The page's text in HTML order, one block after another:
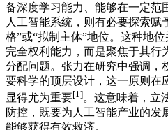
备深度学习能力、能够在一定范
人工智能系统，则有必要探索赋
格”或“拟制主体”地位。这种地
完全权利能力，而是聚焦于其行
分配问题。张力在研究中强调，
要科学的顶层设计，这一原则在
显得尤为重要[1]。这意味着，立
防控，既要为人工智能产业的发
能够获得有效救济。